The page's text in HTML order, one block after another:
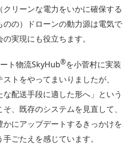
リーンな電力をいかに確保する
の）ドローンの動力源は電気で
実現にも役立ちます。
ト物流SkyHub®︎を小菅村に実装
トをやってまいりましたが、
な配送手段に適した形へ」という
、既存のシステムを見直して、
かにアップデートするきっかけを
ごたえを感じています。